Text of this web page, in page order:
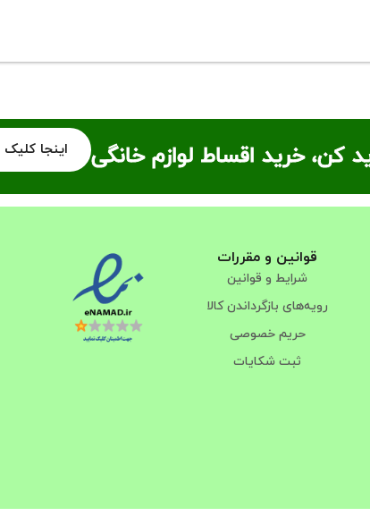
کن، خرید اقساط لوازم خانگی اینجا کلیک
قوانین و مقررات
شرایط و قوانین
رویه‌های بازگرداندن کالا
حریم خصوصی
ثبت شکایات